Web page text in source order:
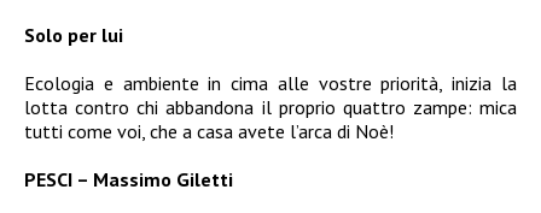
Solo per lui
Ecologia e ambiente in cima alle vostre priorità, inizia la
lotta contro chi abbandona il proprio quattro zampe: mica
tutti come voi, che a casa avete l’arca di Noè!
PESCI – Massimo Giletti